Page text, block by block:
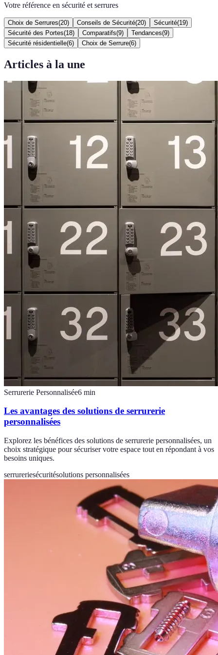
Votre référence en sécurité et serrures
Choix de Serrures(20) Conseils de Sécurité(20) Sécurité(19)
Sécurité des Portes(18) Comparatifs(9) Tendances(9)
Sécurité résidentielle(6) Choix de Serrure(6)
Articles à la une
Serrurerie Personnalisée6 min
Les avantages des solutions de serrurerie
personnalisées
Explorez les bénéfices des solutions de serrurerie personnalisées, un
choix stratégique pour sécuriser votre espace tout en répondant à vos
besoins uniques.
serrureriesécuritésolutions personnalisées